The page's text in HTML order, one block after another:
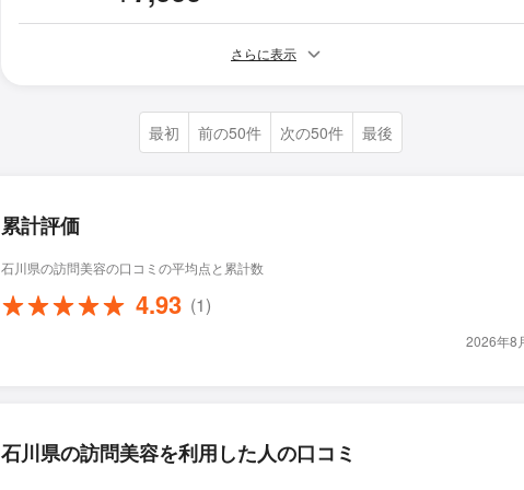
さらに表示
最初 前の50件 次の50件 最後
累計評価
石川県の訪問美容の口コミの平均点と累計数
4.93 (1)
2026年8
石川県の訪問美容を利用した人の口コミ